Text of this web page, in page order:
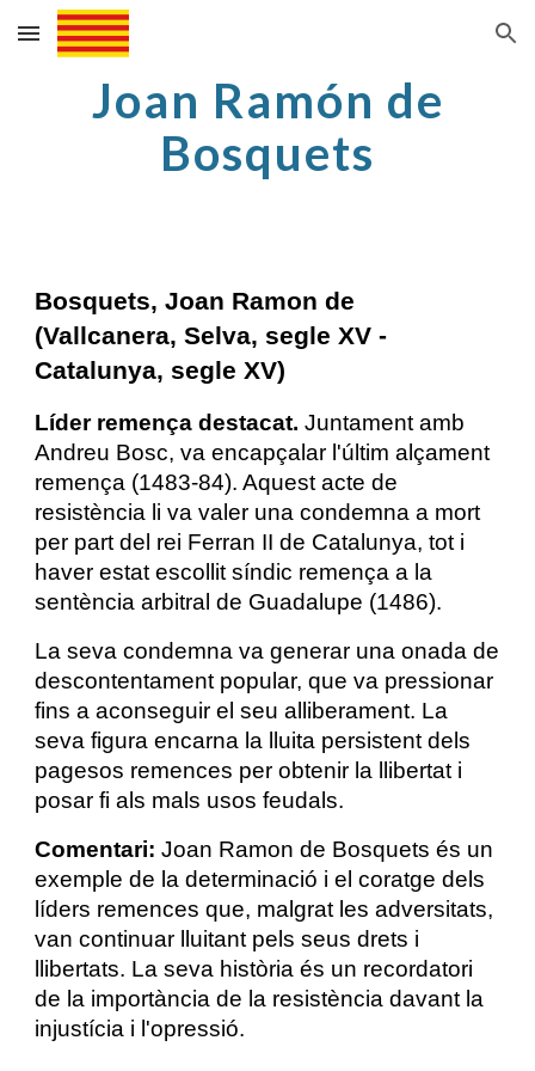
Skip to main content Skip to navigation
Joan Ramón de
Bosquets
Bosquets, Joan Ramon de
(Vallcanera, Selva, segle XV -
Catalunya, segle XV)
Líder remença destacat. Juntament amb
Andreu Bosc, va encapçalar l'últim alçament
remença (1483-84). Aquest acte de
resistència li va valer una condemna a mort
per part del rei Ferran II de Catalunya, tot i
haver estat escollit síndic remença a la
sentència arbitral de Guadalupe (1486).
La seva condemna va generar una onada de
descontentament popular, que va pressionar
fins a aconseguir el seu alliberament. La
seva figura encarna la lluita persistent dels
pagesos remences per obtenir la llibertat i
posar fi als mals usos feudals.
Comentari: Joan Ramon de Bosquets és un
exemple de la determinació i el coratge dels
líders remences que, malgrat les adversitats,
van continuar lluitant pels seus drets i
llibertats. La seva història és un recordatori
de la importància de la resistència davant la
injustícia i l'opressió.